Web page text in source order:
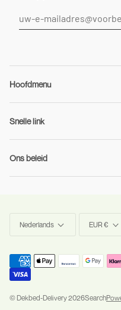
Hoofdmenu
Snelle link
Ons beleid
Nederlands EUR €
©Dekbed-Delivery2026Search